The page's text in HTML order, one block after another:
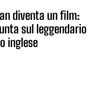
diventa un film:
sul leggendario
inglese